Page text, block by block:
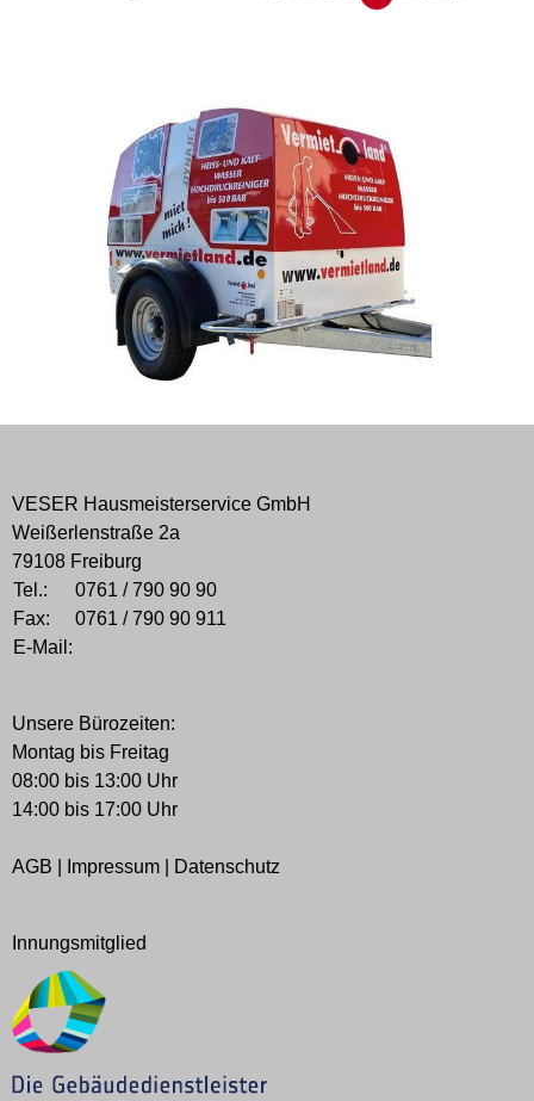
VESER Hausmeisterservice GmbH
Weißerlenstraße 2a
79108 Freiburg
Tel.:
0761 / 790 90 90
Fax:
0761 / 790 90 911
E-Mail:
Unsere Bürozeiten:
Montag bis Freitag
08:00 bis 13:00 Uhr
14:00 bis 17:00 Uhr
AGB Impressum Datenschutz
Innungsmitglied